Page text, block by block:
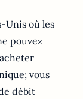
Unis où les
pouvez
vous
débit